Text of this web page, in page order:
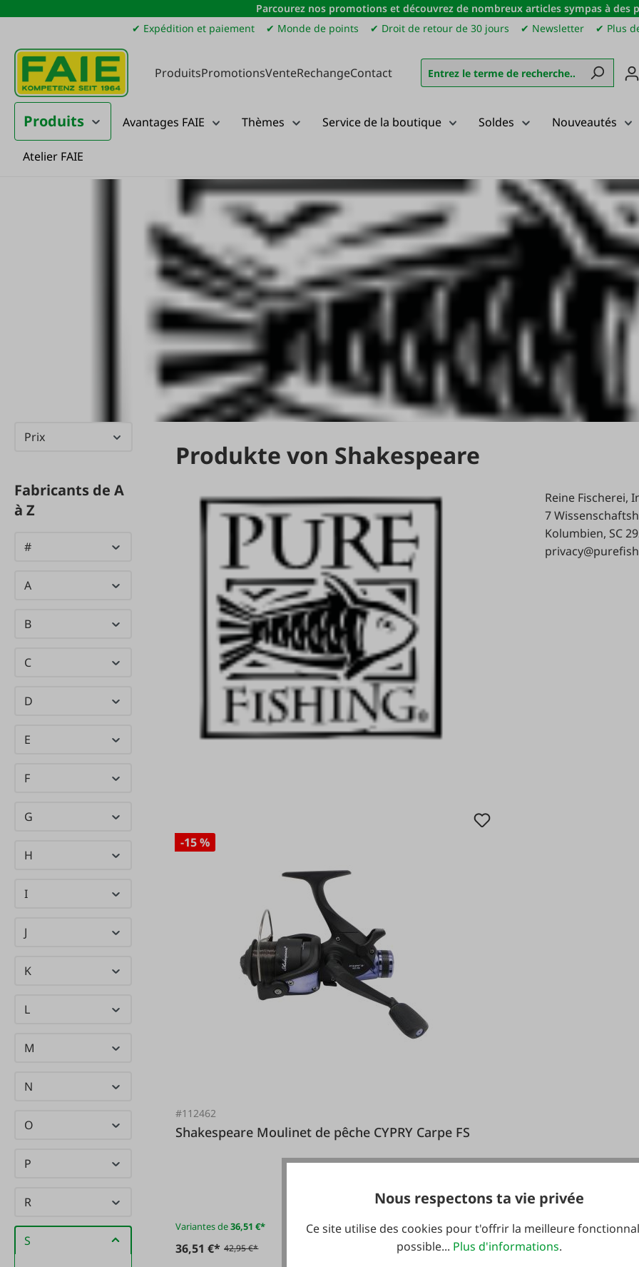
au contenu principal
Passer à la recherche
Passer à la navigation principale
Parcourez nos promotions et découvrez de nombreux articles sympas à des
✔ Expédition et paiement
✔ Monde de points ✔ Droit de retour de 30 jours ✔ Newsletter ✔ Plus
ProduitsPromotionsVenteRechangeContact
Produits Avantages FAIE Thèmes Service de la boutique Soldes Nouveautés
Atelier FAIE
Fabricants de A à Z
Prix
Fabricants de A
à Z
#
A
B
C
D
E
F
G
H
I
J
K
L
M
N
O
P
R
S
Produkte von Shakespeare
Reine Fischerei,
7
Kolumbien, SC
-15 %
#112462
Shakespeare Moulinet de pêche CYPRY Carpe FS
Variantes de36,51 €*
36,51 €* 42,95 €*
Nous respectons ta vie privée
Ce site utilise des cookies pour t'offrir la meilleure
possible... Plus d'informations.